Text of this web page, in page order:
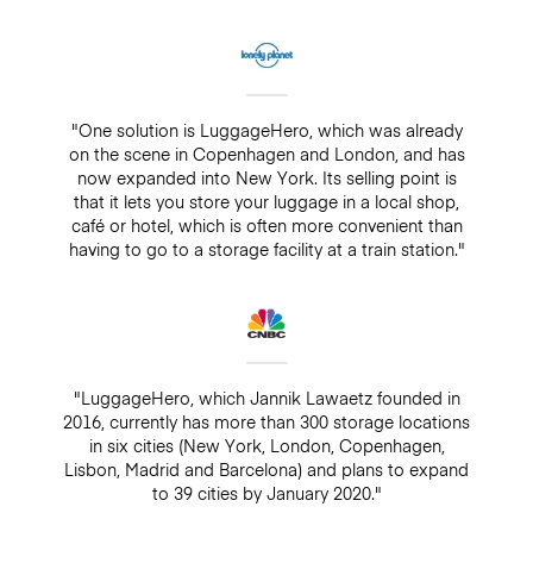
"One solution is LuggageHero, which was already
on the scene in Copenhagen and London, and has
now expanded into New York. Its selling point is
that it lets you store your luggage in a local shop,
café or hotel, which is often more convenient than
having to go to a storage facility at a train station."
"LuggageHero, which Jannik Lawaetz founded in
2016, currently has more than 300 storage locations
in six cities (New York, London, Copenhagen,
Lisbon, Madrid and Barcelona) and plans to expand
to 39 cities by January 2020."